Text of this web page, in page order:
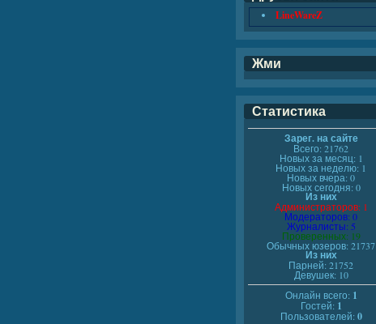
LineWareZ
Жми
Статистика
Зарег. на сайте
Всего: 21762
Новых за месяц: 1
Новых за неделю: 1
Новых вчера: 0
Новых сегодня: 0
Из них
Администраторов: 1
Модераторов: 0
Журналисты: 5
Проверенных: 19
Обычных юзеров: 21737
Из них
Парней: 21752
Девушек: 10
Онлайн всего: 1
Гостей: 1
Пользователей: 0